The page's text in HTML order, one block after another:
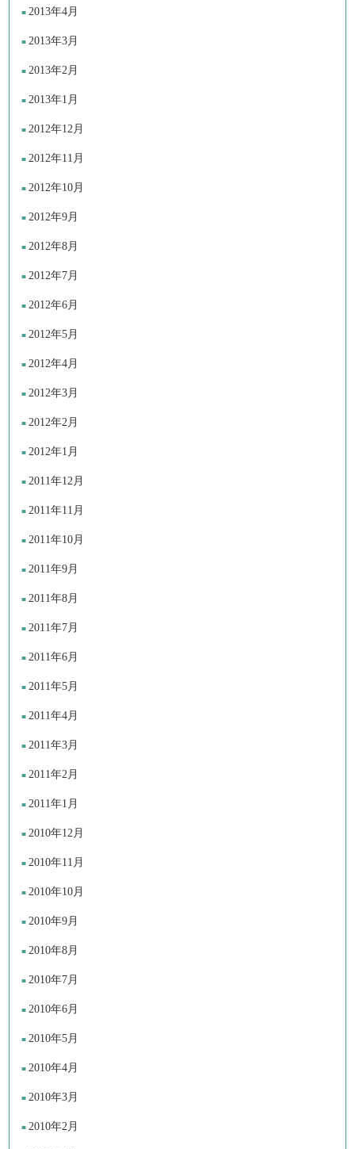
2013年4月
2013年3月
2013年2月
2013年1月
2012年12月
2012年11月
2012年10月
2012年9月
2012年8月
2012年7月
2012年6月
2012年5月
2012年4月
2012年3月
2012年2月
2012年1月
2011年12月
2011年11月
2011年10月
2011年9月
2011年8月
2011年7月
2011年6月
2011年5月
2011年4月
2011年3月
2011年2月
2011年1月
2010年12月
2010年11月
2010年10月
2010年9月
2010年8月
2010年7月
2010年6月
2010年5月
2010年4月
2010年3月
2010年2月